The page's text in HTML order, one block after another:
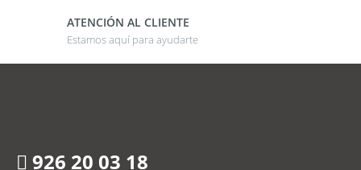
ATENCIÓN AL CLIENTE
Estamos aquí para ayudarte
926 20 03 18